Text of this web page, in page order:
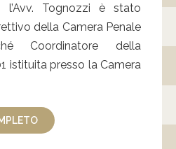
Tognozzi è stato
della Camera Penale
Coordinatore della
istituita presso la Camera